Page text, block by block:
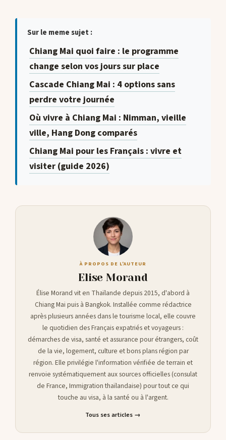
Sur le meme sujet :
Chiang Mai quoi faire : le programme
change selon vos jours sur place
Cascade Chiang Mai : 4 options sans
perdre votre journée
Où vivre à Chiang Mai : Nimman, vieille
ville, Hang Dong comparés
Chiang Mai pour les Français : vivre et
visiter (guide 2026)
À PROPOS DE L'AUTEUR
Elise Morand
Élise Morand vit en Thaïlande depuis 2015, d'abord à
Chiang Mai puis à Bangkok. Installée comme rédactrice
après plusieurs années dans le tourisme local, elle couvre
le quotidien des Français expatriés et voyageurs :
démarches de visa, santé et assurance pour étrangers, coût
de la vie, logement, culture et bons plans région par
région. Elle privilégie l'information vérifiée de terrain et
renvoie systématiquement aux sources officielles (consulat
de France, Immigration thaïlandaise) pour tout ce qui
touche au visa, à la santé ou à l'argent.
Tous ses articles →